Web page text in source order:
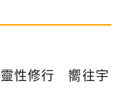
靈性修行 嚮往宇